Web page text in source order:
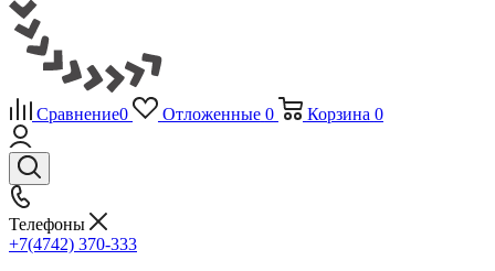
Сравнение0 Отложенные 0 Корзина 0
Телефоны
+7(4742) 370-333